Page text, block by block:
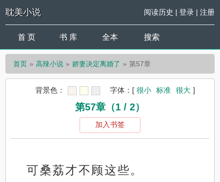
耽美小说 阅读历史 | 登录| 注册
首 页 书 库 全本 搜索
首页 高辣小说 娇妻决定离婚了 第57章
背景色： 字体： [ 很小 标准 很大 ]
第57章（1 / 2）
加入书签
可桑荔才不顾这些。